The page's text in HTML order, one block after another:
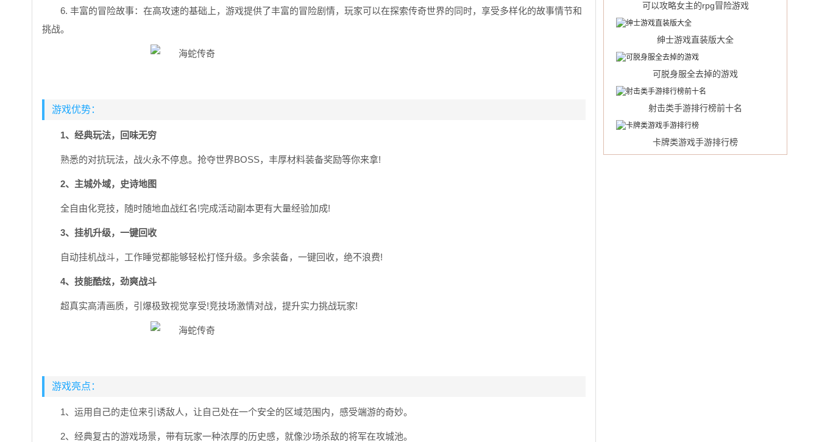
6. 丰富的冒险故事：在高攻速的基础上，游戏提供了丰富的冒险剧情，玩家可以在探索传奇世界的同时，享受多样化的故事情节和
挑战。
游戏优势：
1、经典玩法，回味无穷
熟悉的对抗玩法，战火永不停息。抢夺世界BOSS，丰厚材料装备奖励等你来拿!
2、主城外域，史诗地图
全自由化竞技，随时随地血战红名!完成活动副本更有大量经验加成!
3、挂机升级，一键回收
自动挂机战斗，工作睡觉都能够轻松打怪升级。多余装备，一键回收，绝不浪费!
4、技能酷炫，劲爽战斗
超真实高清画质，引爆极致视觉享受!竞技场激情对战，提升实力挑战玩家!
游戏亮点：
1、运用自己的走位来引诱敌人，让自己处在一个安全的区域范围内，感受端游的奇妙。
2、经典复古的游戏场景，带有玩家一种浓厚的历史感，就像沙场杀敌的将军在攻城池。
可以攻略女主的rpg冒险游戏
绅士游戏直装版大全
可脱身服全去掉的游戏
射击类手游排行榜前十名
卡牌类游戏手游排行榜